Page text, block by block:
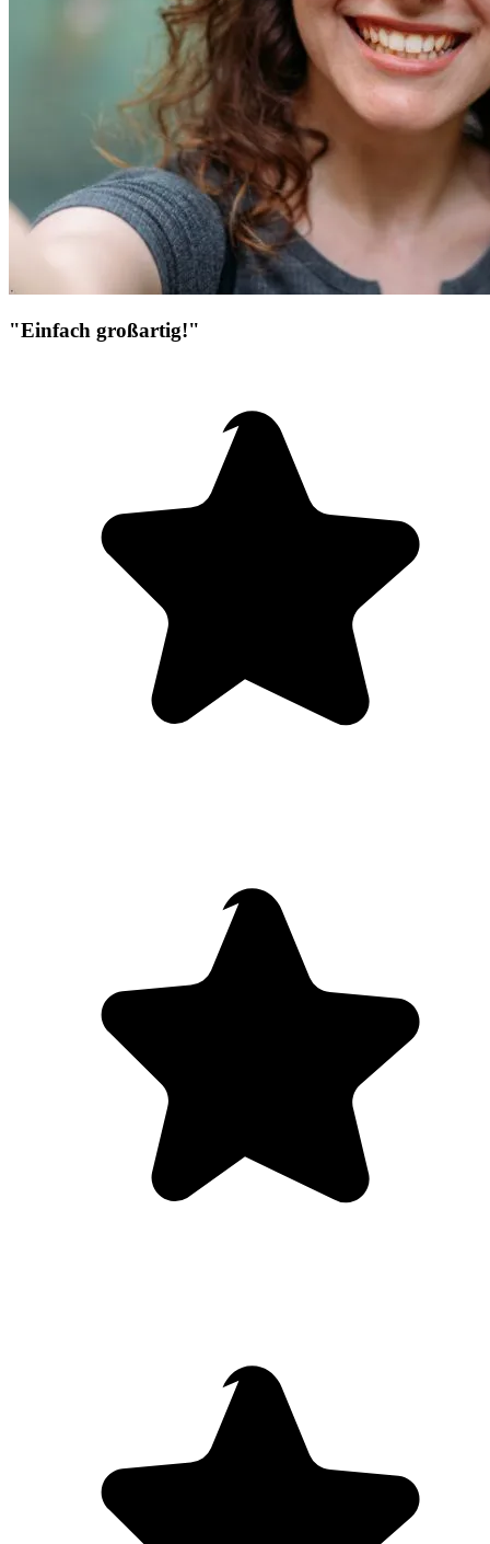
"Einfach großartig!"